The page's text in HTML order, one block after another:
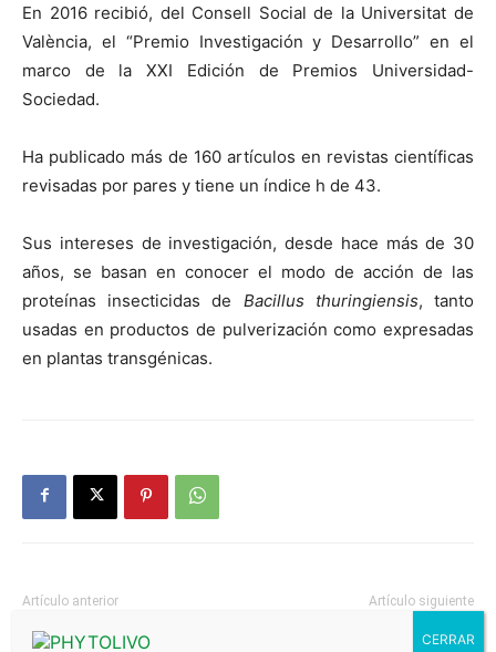
En 2016 recibió, del Consell Social de la Universitat de
València, el “Premio Investigación y Desarrollo” en el
marco de la XXI Edición de Premios Universidad-
Sociedad.
Ha publicado más de 160 artículos en revistas científicas
revisadas por pares y tiene un índice h de 43.
Sus intereses de investigación, desde hace más de 30
años, se basan en conocer el modo de acción de las
proteínas insecticidas de Bacillus thuringiensis, tanto
usadas en productos de pulverización como expresadas
en plantas transgénicas.
Artículo anterior
Fernández-Quintanilla
Artículo siguiente
Flores Pedauyé, Ricardo